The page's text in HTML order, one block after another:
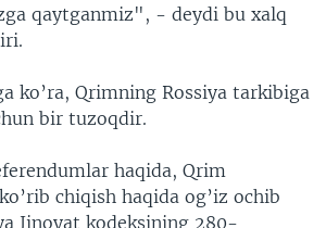
qaytganmiz", - deydi bu xalq
ko’ra, Qrimning Rossiya tarkibiga
bir tuzoqdir.
haqida, Qrim
chiqish haqida og’iz ochib
Jinoyat kodeksining 280-